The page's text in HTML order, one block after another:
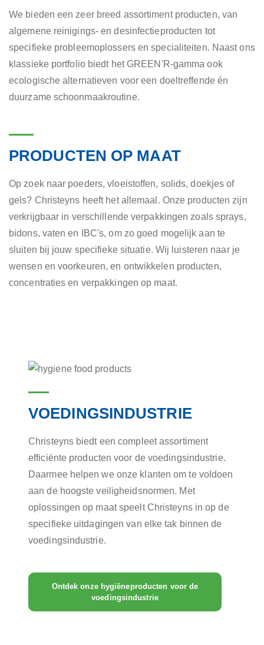
We bieden een zeer breed assortiment producten, van
algemene reinigings- en desinfectieproducten tot
specifieke probleemoplossers en specialiteiten. Naast ons
klassieke portfolio biedt het GREEN'R-gamma ook
ecologische alternatieven voor een doeltreffende én
duurzame schoonmaakroutine.
PRODUCTEN OP MAAT
Op zoek naar poeders, vloeistoffen, solids, doekjes of
gels? Christeyns heeft het allemaal. Onze producten zijn
verkrijgbaar in verschillende verpakkingen zoals sprays,
bidons, vaten en IBC's, om zo goed mogelijk aan te
sluiten bij jouw specifieke situatie. Wij luisteren naar je
wensen en voorkeuren, en ontwikkelen producten,
concentraties en verpakkingen op maat.
VOEDINGSINDUSTRIE
Christeyns biedt een compleet assortiment
efficiënte producten voor de voedingsindustrie.
Daarmee helpen we onze klanten om te voldoen
aan de hoogste veiligheidsnormen. Met
oplossingen op maat speelt Christeyns in op de
specifieke uitdagingen van elke tak binnen de
voedingsindustrie.
Ontdek onze hygiëneproducten voor de
voedingsindustrie